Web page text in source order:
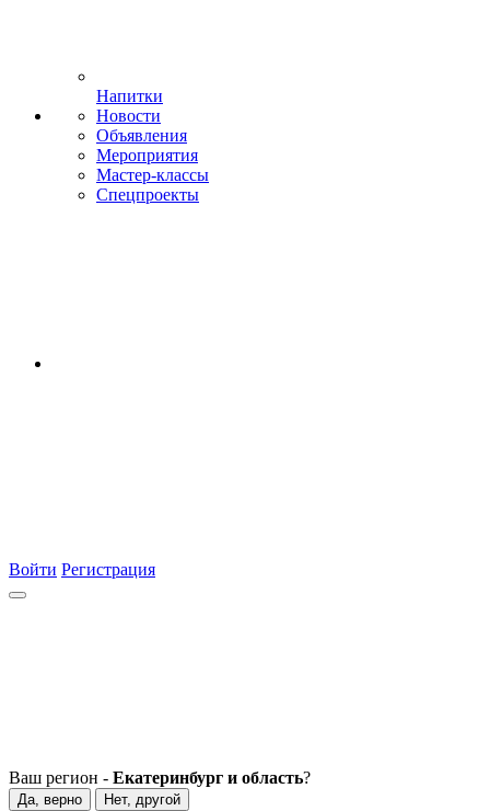
Напитки
Новости
Объявления
Мероприятия
Мастер-классы
Спецпроекты
Войти Регистрация
Ваш регион - Екатеринбург и область?
Да, верно Нет, другой